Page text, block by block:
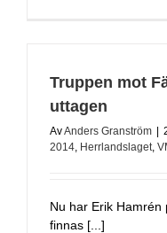
Truppen mot
uttagen
AvAnders Granström |
2014, Herrlandslaget,
Nu har Erik
finnas [...]